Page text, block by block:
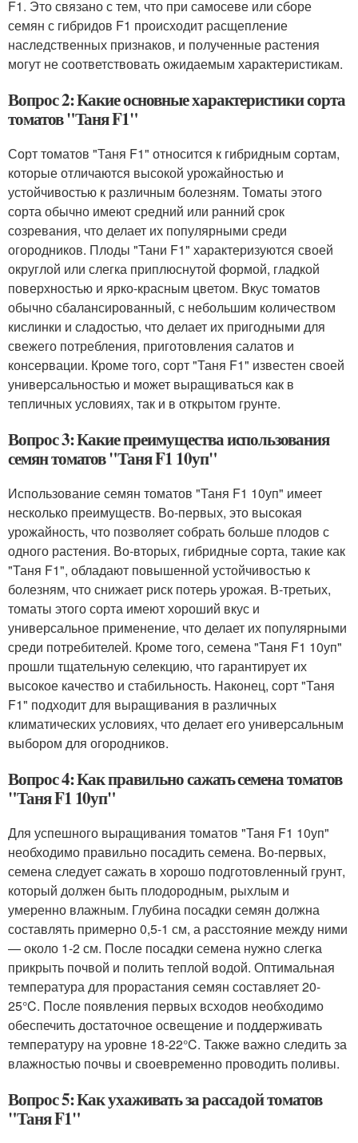
F1. Это связано с тем, что при самосеве или сборе
семян с гибридов F1 происходит расщепление
наследственных признаков, и полученные растения
могут не соответствовать ожидаемым характеристикам.
Вопрос 2: Какие основные характеристики сорта
томатов "Таня F1"
Сорт томатов "Таня F1" относится к гибридным сортам,
которые отличаются высокой урожайностью и
устойчивостью к различным болезням. Томаты этого
сорта обычно имеют средний или ранний срок
созревания, что делает их популярными среди
огородников. Плоды "Тани F1" характеризуются своей
округлой или слегка приплюснутой формой, гладкой
поверхностью и ярко-красным цветом. Вкус томатов
обычно сбалансированный, с небольшим количеством
кислинки и сладостью, что делает их пригодными для
свежего потребления, приготовления салатов и
консервации. Кроме того, сорт "Таня F1" известен своей
универсальностью и может выращиваться как в
тепличных условиях, так и в открытом грунте.
Вопрос 3: Какие преимущества использования
семян томатов "Таня F1 10уп"
Использование семян томатов "Таня F1 10уп" имеет
несколько преимуществ. Во-первых, это высокая
урожайность, что позволяет собрать больше плодов с
одного растения. Во-вторых, гибридные сорта, такие как
"Таня F1", обладают повышенной устойчивостью к
болезням, что снижает риск потерь урожая. В-третьих,
томаты этого сорта имеют хороший вкус и
универсальное применение, что делает их популярными
среди потребителей. Кроме того, семена "Таня F1 10уп"
прошли тщательную селекцию, что гарантирует их
высокое качество и стабильность. Наконец, сорт "Таня
F1" подходит для выращивания в различных
климатических условиях, что делает его универсальным
выбором для огородников.
Вопрос 4: Как правильно сажать семена томатов
"Таня F1 10уп"
Для успешного выращивания томатов "Таня F1 10уп"
необходимо правильно посадить семена. Во-первых,
семена следует сажать в хорошо подготовленный грунт,
который должен быть плодородным, рыхлым и
умеренно влажным. Глубина посадки семян должна
составлять примерно 0,5-1 см, а расстояние между ними
— около 1-2 см. После посадки семена нужно слегка
прикрыть почвой и полить теплой водой. Оптимальная
температура для прорастания семян составляет 20-
25°C. После появления первых всходов необходимо
обеспечить достаточное освещение и поддерживать
температуру на уровне 18-22°C. Также важно следить за
влажностью почвы и своевременно проводить поливы.
Вопрос 5: Как ухаживать за рассадой томатов
"Таня F1"